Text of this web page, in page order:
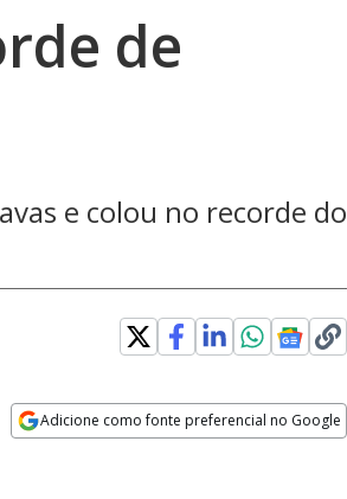
de
e colou no recorde do
Adicione como fonte preferencial no Google